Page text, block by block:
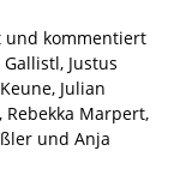
und kommentiert
Justus
Julian
Rebekka Marpert,
und Anja